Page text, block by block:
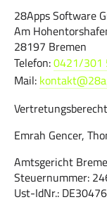
28Apps Software
Am
28197 Bremen
Telefon:0421/301
Mail:
Emrah Gencer,
Amtsgericht
Steuernummer:
Ust-IdNr.: